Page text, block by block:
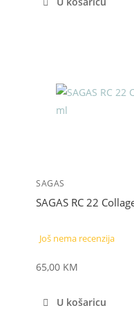
SAGAS
SAGAS RC 22
Još nema recenzija
65,00 KM
U košaricu